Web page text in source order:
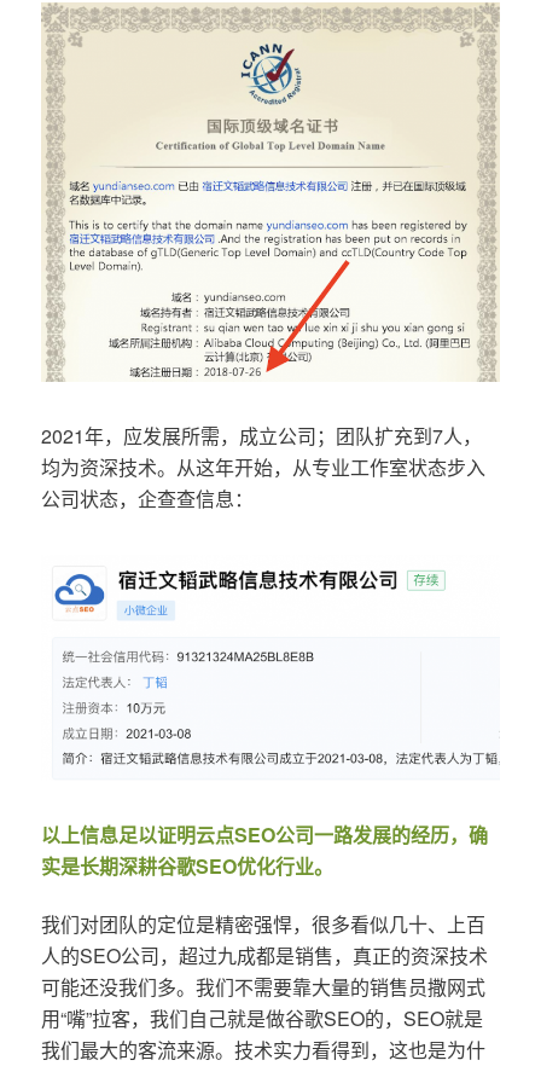
2021年，应发展所需，成立公司；团队扩充到7人，
均为资深技术。从这年开始，从专业工作室状态步入
公司状态，企查查信息：
以上信息足以证明云点SEO公司一路发展的经历，确
实是长期深耕谷歌SEO优化行业。
我们对团队的定位是精密强悍，很多看似几十、上百
人的SEO公司，超过九成都是销售，真正的资深技术
可能还没我们多。我们不需要靠大量的销售员撒网式
用“嘴”拉客，我们自己就是做谷歌SEO的，SEO就是
我们最大的客流来源。技术实力看得到，这也是为什